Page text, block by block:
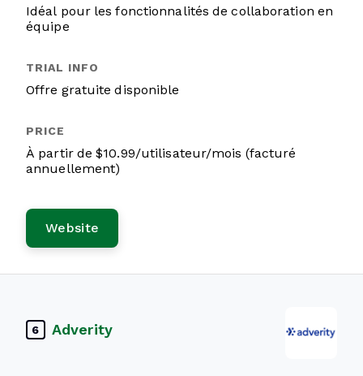
Idéal pour les fonctionnalités de collaboration en
équipe
Offre gratuite disponible
À partir de $10.99/utilisateur/mois (facturé
annuellement)
Website
6 Adverity